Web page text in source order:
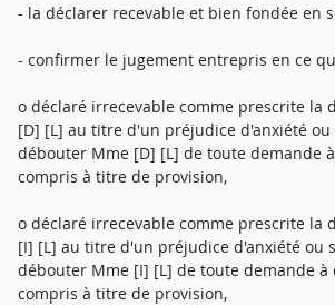
- la déclarer recevable et bien fondée en
- confirmer le jugement entrepris en ce
o déclaré irrecevable comme prescrite la
[D] [L] au titre d'un préjudice d'anxiété
débouter Mme [D] [L] de toute demande
compris à titre de provision,
o déclaré irrecevable comme prescrite la
[I] [L] au titre d'un préjudice d'anxiété ou
débouter Mme [I] [L] de toute demande à
compris à titre de provision,